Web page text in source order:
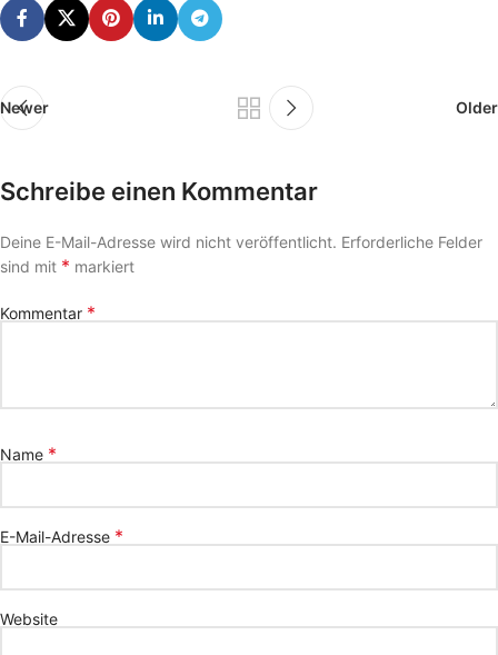
Newer Older
Schreibe einen Kommentar
Deine E-Mail-Adresse wird nicht veröffentlicht. Erforderliche Felder
sind mit * markiert
Kommentar *
Name *
E-Mail-Adresse *
Website